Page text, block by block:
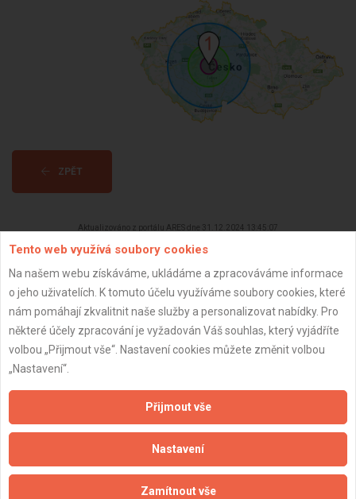
ZPĚT
Aktualizováno z portálu ARES dne 31.12.2024 13:45:07
Důležité informace
Naše firmy a řemeslníci
Zásady pro používání souborů cookie
Obchodní podmínky (zprostředkování)
Obchodní podmínky (rozpočtování)
Reference
Naše excelové tabulky online
Tento web využívá soubory cookies
Na našem webu získáváme, ukládáme a zpracováváme informace
o jeho uživatelích. K tomuto účelu využíváme soubory cookies, které
nám pomáhají zkvalitnit naše služby a personalizovat nabídky. Pro
některé účely zpracování je vyžadován Váš souhlas, který vyjádříte
volbou „Přijmout vše“. Nastavení cookies můžete změnit volbou
„Nastavení“.
Přijmout vše
Nastavení
Zamítnout vše